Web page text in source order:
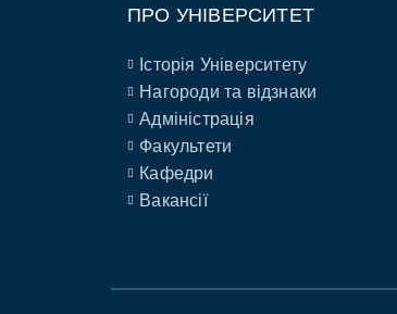
ПРО УНІВЕРСИТЕТ
Історія Університету
Нагороди та відзнаки
Адміністрація
Факультети
Кафедри
Вакансії